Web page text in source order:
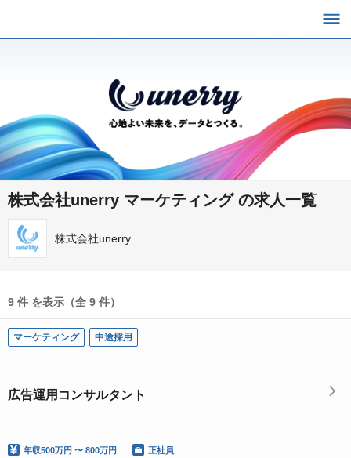
株式会社unerry マーケティング の求人一覧
株式会社unerry
9 件 を表示（全 9 件）
マーケティング 中途採用
広告運用コンサルタント
年収500万円 〜 800万円 正社員